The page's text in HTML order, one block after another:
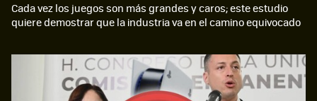
Cada vez los juegos son más grandes y caros; este estudio
quiere demostrar que la industria va en el camino equivocado